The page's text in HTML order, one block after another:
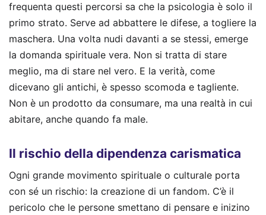
frequenta questi percorsi sa che la psicologia è solo il
primo strato. Serve ad abbattere le difese, a togliere la
maschera. Una volta nudi davanti a se stessi, emerge
la domanda spirituale vera. Non si tratta di stare
meglio, ma di stare nel vero. E la verità, come
dicevano gli antichi, è spesso scomoda e tagliente.
Non è un prodotto da consumare, ma una realtà in cui
abitare, anche quando fa male.
Il rischio della dipendenza carismatica
Ogni grande movimento spirituale o culturale porta
con sé un rischio: la creazione di un fandom. C’è il
pericolo che le persone smettano di pensare e inizino